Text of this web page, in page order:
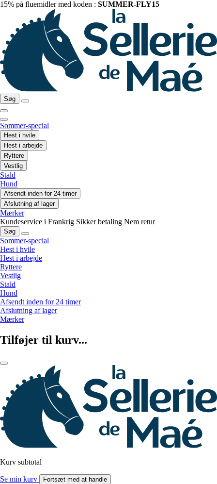
15% på fluemidler med koden : SUMMER-FLY15
Søg
Sommer-special
Hest i hvile
Hest i arbejde
Ryttere
Vestlig
Stald
Hund
Afsendt inden for 24 timer
Afslutning af lager
Mærker
Kundeservice i Frankrig Sikker betaling Nem retur
Søg
Sommer-special
Hest i hvile
Hest i arbejde
Ryttere
Vestlig
Stald
Hund
Afsendt inden for 24 timer
Afslutning af lager
Mærker
Tilføjer til kurv...
Kurv subtotal
Se min kurv Fortsæt med at handle